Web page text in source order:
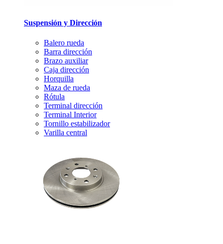
Suspensión y Dirección
Balero rueda
Barra dirección
Brazo auxiliar
Caja dirección
Horquilla
Maza de rueda
Rótula
Terminal dirección
Terminal Interior
Tornillo estabilizador
Varilla central